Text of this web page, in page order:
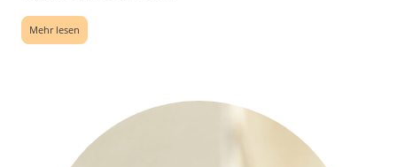
Mehr lesen